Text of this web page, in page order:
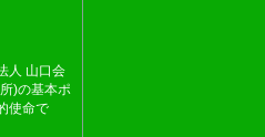
人 山口会
)の基本ポ
使命で